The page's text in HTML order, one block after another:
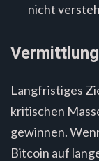
nicht
Langfristiges
kritischen
gewinnen.
Bitcoin auf